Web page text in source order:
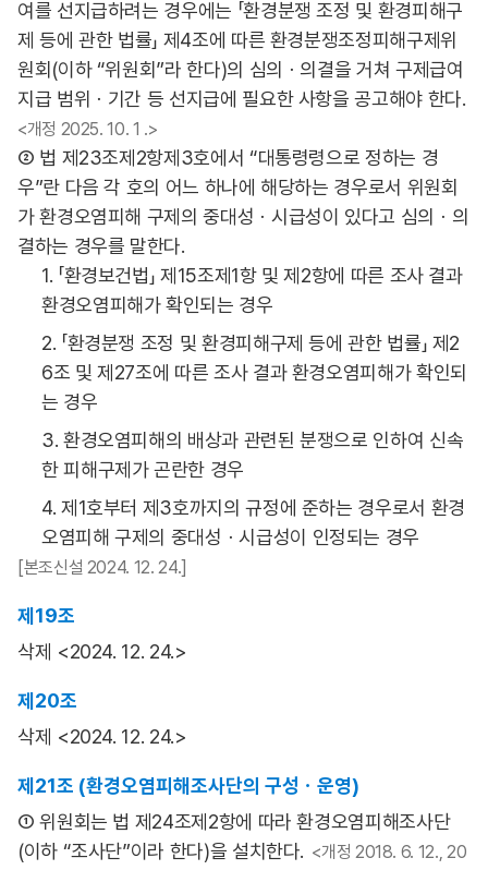
여를 선지급하려는 경우에는 「환경분쟁 조정 및 환경피해구
제 등에 관한 법률」 제4조에 따른 환경분쟁조정피해구제위
원회(이하 “위원회”라 한다)의 심의ㆍ의결을 거쳐 구제급여
지급 범위ㆍ기간 등 선지급에 필요한 사항을 공고해야 한다.
<개정 2025. 10. 1 .>
② 법 제23조제2항제3호에서 “대통령령으로 정하는 경
우”란 다음 각 호의 어느 하나에 해당하는 경우로서 위원회
가 환경오염피해 구제의 중대성ㆍ시급성이 있다고 심의ㆍ의
결하는 경우를 말한다.
1. 「환경보건법」 제15조제1항 및 제2항에 따른 조사 결과
환경오염피해가 확인되는 경우
2. 「환경분쟁 조정 및 환경피해구제 등에 관한 법률」 제2
6조 및 제27조에 따른 조사 결과 환경오염피해가 확인되
는 경우
3. 환경오염피해의 배상과 관련된 분쟁으로 인하여 신속
한 피해구제가 곤란한 경우
4. 제1호부터 제3호까지의 규정에 준하는 경우로서 환경
오염피해 구제의 중대성ㆍ시급성이 인정되는 경우
[본조신설 2024. 12. 24.]
제19조
삭제 <2024. 12. 24.>
제20조
삭제 <2024. 12. 24.>
제21조 (환경오염피해조사단의 구성ㆍ운영)
① 위원회는 법 제24조제2항에 따라 환경오염피해조사단
(이하 “조사단”이라 한다)을 설치한다. <개정 2018. 6. 12., 20